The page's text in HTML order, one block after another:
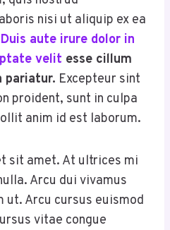
nisi ut aliquip ex ea
Duis aute irure dolor in
velit esse cillum
pariatur. Excepteur sint
proident, sunt in culpa
anim id est laborum.
sit amet. At ultrices mi
Arcu dui vivamus
ut. Arcu cursus euismod
vitae congue